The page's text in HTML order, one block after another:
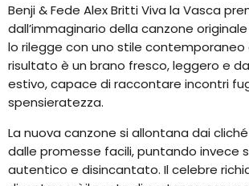
Benji & Fede Alex Britti Viva la Vasca
dall’immaginario della canzone
lo rilegge con uno stile contemporaneo
risultato è un brano fresco, leggero e
estivo, capace di raccontare incontri
spensieratezza.
La nuova canzone si allontana dai
dalle promesse facili, puntando invece
autentico e disincantato. Il celebre